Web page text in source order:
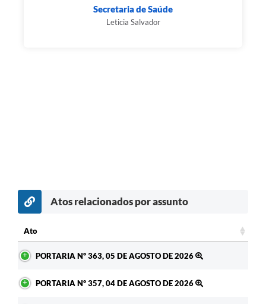
Secretaria de Saúde
Leticia Salvador
Atos relacionados por assunto
Ato
PORTARIA Nº 363, 05 DE AGOSTO DE 2026
PORTARIA Nº 357, 04 DE AGOSTO DE 2026